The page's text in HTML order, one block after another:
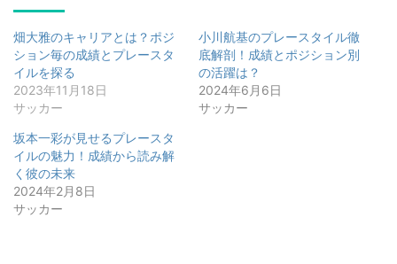
畑大雅のキャリアとは？ポジ
ション毎の成績とプレースタ
イルを探る
2023年11月18日
サッカー
小川航基のプレースタイル徹
底解剖！成績とポジション別
の活躍は？
2024年6月6日
サッカー
坂本一彩が見せるプレースタ
イルの魅力！成績から読み解
く彼の未来
2024年2月8日
サッカー